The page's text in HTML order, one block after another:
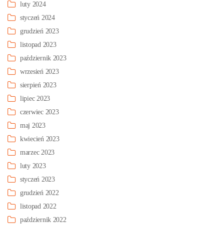
luty 2024
styczeń 2024
grudzień 2023
listopad 2023
październik 2023
wrzesień 2023
sierpień 2023
lipiec 2023
czerwiec 2023
maj 2023
kwiecień 2023
marzec 2023
luty 2023
styczeń 2023
grudzień 2022
listopad 2022
październik 2022